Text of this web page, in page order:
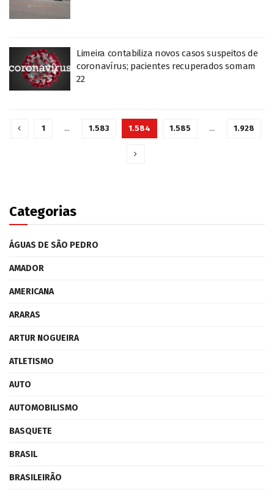
Limeira contabiliza novos casos suspeitos de
coronavírus; pacientes recuperados somam
22
1 … 1.583 1.584 1.585 … 1.928
Categorias
ÁGUAS DE SÃO PEDRO
AMADOR
AMERICANA
ARARAS
ARTUR NOGUEIRA
ATLETISMO
AUTO
AUTOMOBILISMO
BASQUETE
BRASIL
BRASILEIRÃO